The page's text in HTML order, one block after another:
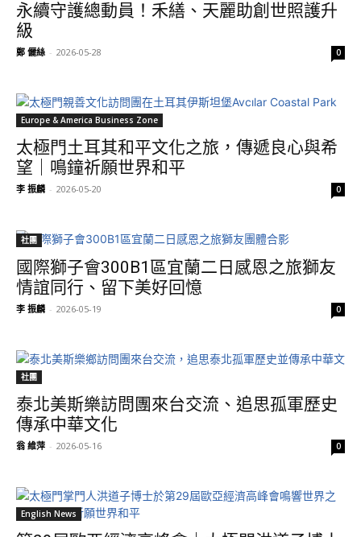
永續守護總動員！禾繕、天麗助創世照護升
級
鄭 儷絲 - 2026-05-28 0
Europe & America Business Zone
太極門土耳其和平文化之旅，傳遞良心與希
望｜鳴鐘祈願世界和平
李 振麟 - 2026-05-20 0
社團
國際獅子會300B1區宜蘭二日感恩之旅獅友
情誼同行、留下美好回憶
李 振麟 - 2026-05-19 0
社團
泰北美斯樂訪問團來台交流、追思孤軍歷史
傳承中華文化
翁 維萍 - 2026-05-16 0
English News